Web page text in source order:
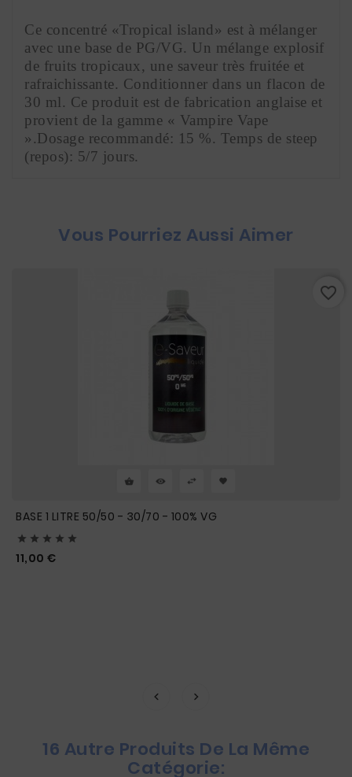
Ce concentré «Tropical island» est à mélanger
avec une base de PG/VG. Un mélange explosif
de fruits tropicaux, une saveur très fruitée et
rafraichissante. Conditionner dans un flacon de
30 ml. Ce produit est de fabrication anglaise et
provient de la gamme « Vampire Vape
».Dosage recommandé: 15 %. Temps de steep
(repos): 5/7 jours.
Vous Pourriez Aussi Aimer
BASE 1 LITRE 50/50 - 30/70 - 100% VG
    
11,00 €
favorite_border
16 Autre Produits De La Même
Catégorie: